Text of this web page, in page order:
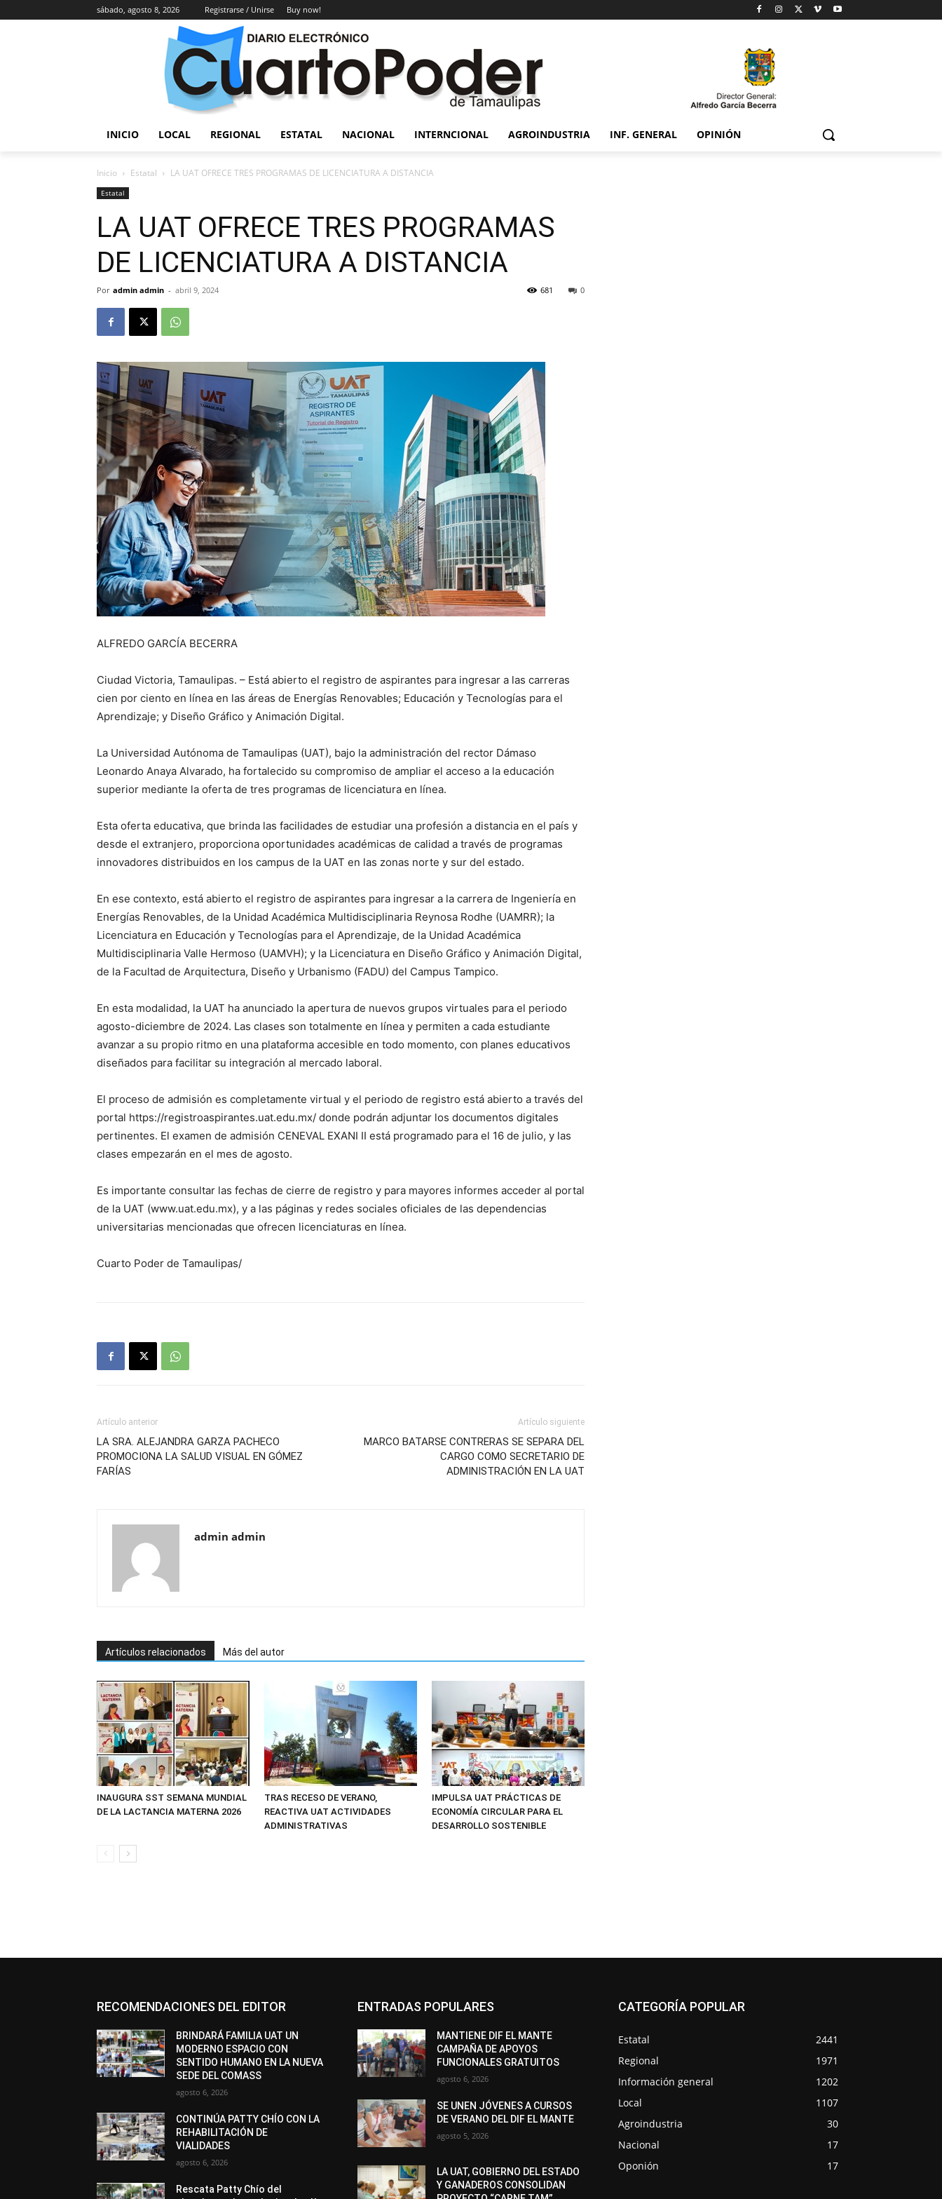
sábado, agosto 8, 2026 Registrarse / Unirse Buy now!
INICIO LOCAL REGIONAL ESTATAL NACIONAL INTERNCIONAL AGROINDUSTRIA INF. GENERAL OPINIÓN
Inicio Estatal LA UAT OFRECE TRES PROGRAMAS DE LICENCIATURA A DISTANCIA
Estatal
LA UAT OFRECE TRES PROGRAMAS
DE LICENCIATURA A DISTANCIA
Por admin admin - abril 9, 2024 0
681
ALFREDO GARCÍA BECERRA
Ciudad Victoria, Tamaulipas. – Está abierto el registro de aspirantes para ingresar a las carreras
cien por ciento en línea en las áreas de Energías Renovables; Educación y Tecnologías para el
Aprendizaje; y Diseño Gráfico y Animación Digital.
La Universidad Autónoma de Tamaulipas (UAT), bajo la administración del rector Dámaso
Leonardo Anaya Alvarado, ha fortalecido su compromiso de ampliar el acceso a la educación
superior mediante la oferta de tres programas de licenciatura en línea.
Esta oferta educativa, que brinda las facilidades de estudiar una profesión a distancia en el país y
desde el extranjero, proporciona oportunidades académicas de calidad a través de programas
innovadores distribuidos en los campus de la UAT en las zonas norte y sur del estado.
En ese contexto, está abierto el registro de aspirantes para ingresar a la carrera de Ingeniería en
Energías Renovables, de la Unidad Académica Multidisciplinaria Reynosa Rodhe (UAMRR); la
Licenciatura en Educación y Tecnologías para el Aprendizaje, de la Unidad Académica
Multidisciplinaria Valle Hermoso (UAMVH); y la Licenciatura en Diseño Gráfico y Animación Digital,
de la Facultad de Arquitectura, Diseño y Urbanismo (FADU) del Campus Tampico.
En esta modalidad, la UAT ha anunciado la apertura de nuevos grupos virtuales para el periodo
agosto-diciembre de 2024. Las clases son totalmente en línea y permiten a cada estudiante
avanzar a su propio ritmo en una plataforma accesible en todo momento, con planes educativos
diseñados para facilitar su integración al mercado laboral.
El proceso de admisión es completamente virtual y el periodo de registro está abierto a través del
portal https://registroaspirantes.uat.edu.mx/ donde podrán adjuntar los documentos digitales
pertinentes. El examen de admisión CENEVAL EXANI II está programado para el 16 de julio, y las
clases empezarán en el mes de agosto.
Es importante consultar las fechas de cierre de registro y para mayores informes acceder al portal
de la UAT (www.uat.edu.mx), y a las páginas y redes sociales oficiales de las dependencias
universitarias mencionadas que ofrecen licenciaturas en línea.
Cuarto Poder de Tamaulipas/
Artículo anterior
LA SRA. ALEJANDRA GARZA PACHECO
PROMOCIONA LA SALUD VISUAL EN GÓMEZ
FARÍAS
Artículo siguiente
MARCO BATARSE CONTRERAS SE SEPARA DEL
CARGO COMO SECRETARIO DE
ADMINISTRACIÓN EN LA UAT
admin admin
Artículos relacionados Más del autor
INAUGURA SST SEMANA MUNDIAL
DE LA LACTANCIA MATERNA 2026
TRAS RECESO DE VERANO,
REACTIVA UAT ACTIVIDADES
ADMINISTRATIVAS
IMPULSA UAT PRÁCTICAS DE
ECONOMÍA CIRCULAR PARA EL
DESARROLLO SOSTENIBLE
RECOMENDACIONES DEL EDITOR
BRINDARÁ FAMILIA UAT UN
MODERNO ESPACIO CON
SENTIDO HUMANO EN LA NUEVA
SEDE DEL COMASS
agosto 6, 2026
CONTINÚA PATTY CHÍO CON LA
REHABILITACIÓN DE
VIALIDADES
agosto 6, 2026
Rescata Patty Chío del
ENTRADAS POPULARES
MANTIENE DIF EL MANTE
CAMPAÑA DE APOYOS
FUNCIONALES GRATUITOS
agosto 6, 2026
SE UNEN JÓVENES A CURSOS
DE VERANO DEL DIF EL MANTE
agosto 5, 2026
LA UAT, GOBIERNO DEL ESTADO
Y GANADEROS CONSOLIDAN
CATEGORÍA POPULAR
Estatal
2441
Regional
1971
Información general
1202
Local
1107
Agroindustria
30
Nacional
17
Oponión
17